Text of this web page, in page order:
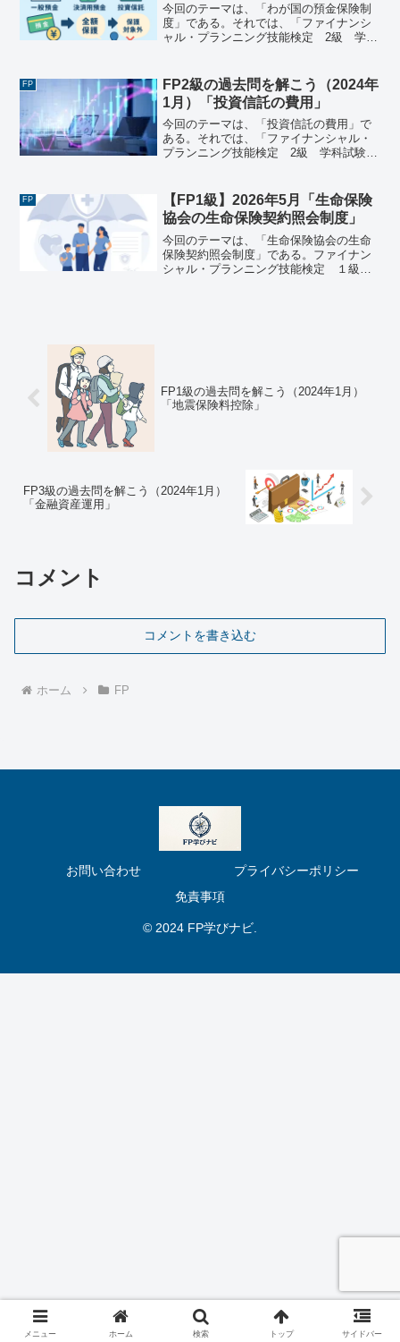
今回のテーマは、「わが国の預金保険制
度」である。それでは、「ファイナンシ
ャル・プランニング技能検定 2級 学科
ァイナンシャル・プランニング技能検
定 2級 学科試験...
FP
FP2級の過去問を解こう（2024年
1月）「投資信託の費用」
今回のテーマは、「投資信託の費用」で
ある。それでは、「ファイナンシャル・
プランニング技能検定 2級 学科試験
ナンシャル・プランニング技能検定 2
級 学科試験（20...
FP
【FP1級】2026年5月「生命保険
協会の生命保険契約照会制度」
今回のテーマは、「生命保険協会の生命
保険契約照会制度」である。ファイナン
シャル・プランニング技能検定 １級
FP1級の過去問を解こう（2024年1月）
「地震保険料控除」
FP3級の過去問を解こう（2024年1月）
「金融資産運用」
コメント
コメントを書き込む
ホーム FP
お問い合わせ
プライバシーポリシー
免責事項
© 2024 FP学びナビ.
メニュー ホーム 検索 トップ サイドバー